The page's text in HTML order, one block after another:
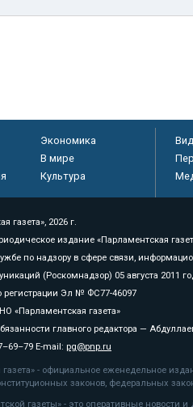
Экономика
В мире
Культура
газета», 2026 г.
издание «Парламентская
по надзору в сфере связи,
(Роскомнадзор) 05 августа 2011
регистрации Эл № ФС77-46097
«Парламентская газета»
главного редактора —
E-mail: pg@pnp.ru
газета» - официальное еженедельное
законов, федеральных
газеты» - это оперативные новости